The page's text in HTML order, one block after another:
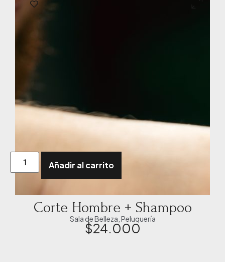
Añadir al carrito
Corte Hombre + Shampoo
Sala de Belleza Peluquería
$24.000